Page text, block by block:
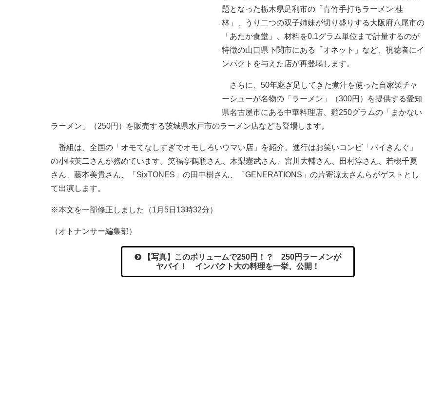
題となった栃木県足利市の「青竹手打ちラーメン 桂
林」、うり二つの双子姉妹が切り盛りする大阪府八尾市の
「あたか食堂」、材料を0.1グラム単位まで計量するのが
特徴の山口県下関市にある「オネット」など、視聴者にイ
ンパクトを与えた店が再登場します。
さらに、50年継ぎ足してきた煮汁を使った自家製チャ
ーシューが名物の「ラーメン」（300円）を提供する愛知
県名古屋市にある中華料理店、麺250グラムの「まかない
ラーメン」（250円）を販売する茨城県水戸市のラーメン店なども登場します。
番組は、全国の「オモてなしすぎでオモしろいウマい店」を紹介。進行はお笑いコンビ「バイきんぐ」
の小峠英二さんが務めています。笑福亭鶴瓶さん、木梨憲武さん、宮川大輔さん、田村淳さん、若槻千夏
さん、藤本美貴さん、「SixTONES」の田中樹さん、「GENERATIONS」の片寄涼太さんらがゲストとし
て出演します。
※本文を一部修正しました（1月5日13時32分）
（オトナンサー編集部）
【写真】このボリュームで250円！？ 250円ラーメンが
ヤバイ！ インパクト大の料理を一挙、公開！